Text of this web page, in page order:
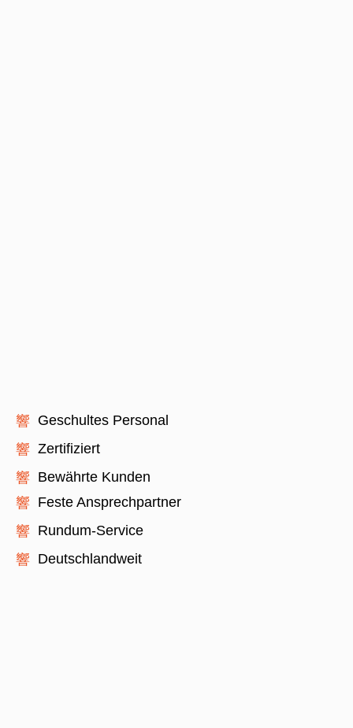
Geschultes Personal
Zertifiziert
Bewährte Kunden
Feste Ansprechpartner
Rundum-Service
Deutschlandweit